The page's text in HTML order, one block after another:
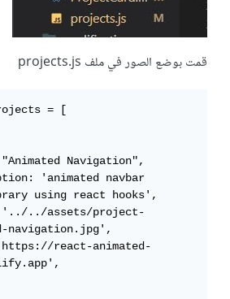
قمت بوضع الصور في ملف projects.js
= [
using react hooks',
navigation.jpg',